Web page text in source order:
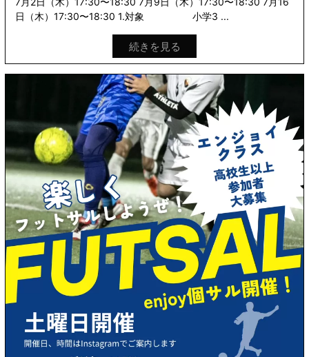
日（木）17:30〜18:30 1.対象 小学3 ...
続きを見る